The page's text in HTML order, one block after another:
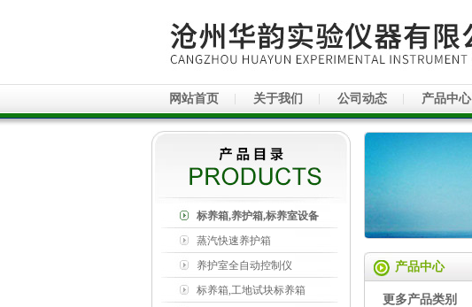
网站首页 关于我们 公司动态 产品中心
标养箱,养护箱,标养室设备
蒸汽快速养护箱
养护室全自动控制仪
标养箱,工地试块标养箱
产品中心
更多产品类别